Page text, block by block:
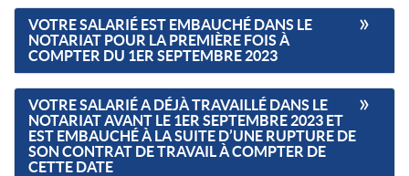
VOTRE SALARIÉ EST EMBAUCHÉ DANS LE
NOTARIAT POUR LA PREMIÈRE FOIS À
COMPTER DU 1ER SEPTEMBRE 2023
VOTRE SALARIÉ A DÉJÀ TRAVAILLÉ DANS LE
NOTARIAT AVANT LE 1ER SEPTEMBRE 2023 ET
EST EMBAUCHÉ À LA SUITE D’UNE RUPTURE DE
SON CONTRAT DE TRAVAIL À COMPTER DE
CETTE DATE